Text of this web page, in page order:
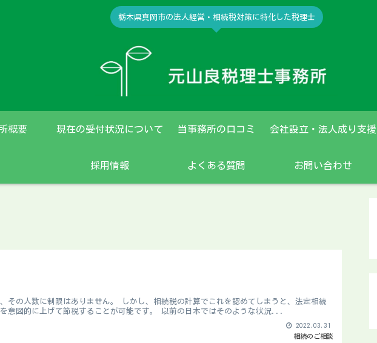
栃木県真岡市の法人経営・相続税対策に特化した税理士
概要 現在の受付状況について 当事務所の口コミ 会社設立・法人成り支援
採用情報 よくある質問 お問い合わせ
その人数に制限はありません。 しかし、相続税の計算でこれを認めてしまうと、法定相続
意図的に上げて節税することが可能です。 以前の日本ではそのような状況...
2022.03.31
相続のご相談